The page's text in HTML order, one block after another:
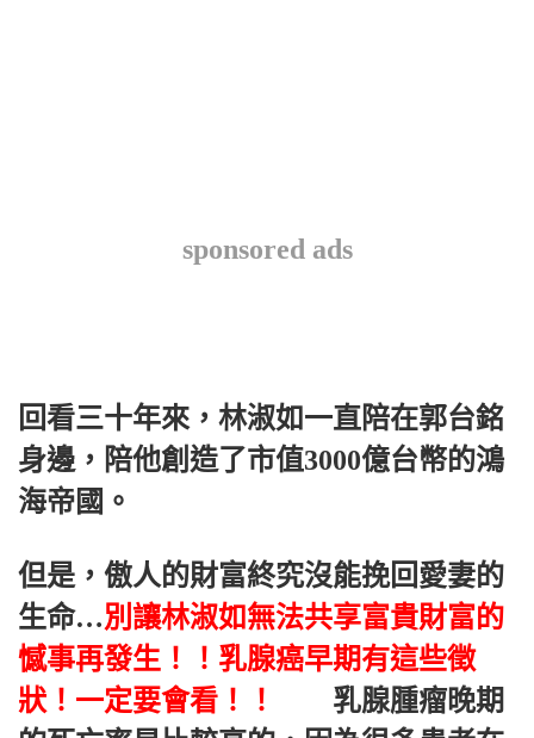
sponsored ads
回看三十年來，林淑如一直陪在郭台銘
身邊，陪他創造了市值3000億台幣的鴻
海帝國。
但是，傲人的財富終究沒能挽回愛妻的
生命…別讓林淑如無法共享富貴財富的
憾事再發生！！乳腺癌早期有這些徵
狀！一定要會看！！
乳腺腫瘤晚期